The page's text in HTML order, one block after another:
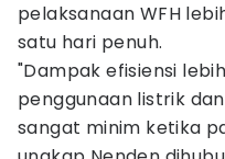
pelaksanaan WFH
satu hari penuh.
"Dampak efisiensi
penggunaan listrik
sangat minim ketika